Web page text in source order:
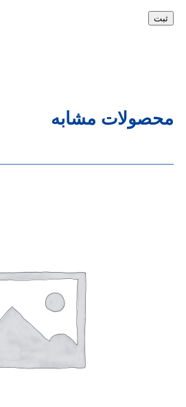
محصولات مشابه